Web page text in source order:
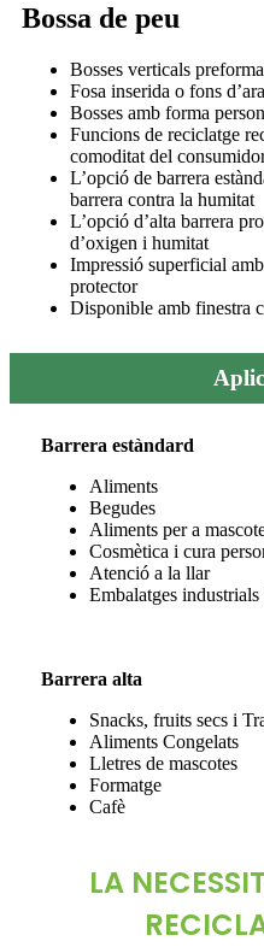
Bossa de peu
Bosses verticals
Fosa inserida o fons
Bosses amb forma
Funcions de reciclatge
comoditat del
L’opció de barrera
barrera contra la humitat
L’opció d’alta barrera
d’oxigen i humitat
Impressió superficial
protector
Disponible amb finestra
Barrera estàndard
Aliments
Begudes
Aliments per a
Cosmètica i cura
Atenció a la llar
Embalatges industrials
Barrera alta
Snacks, fruits secs i
Aliments Congelats
Lletres de mascotes
Formatge
Cafè
LA